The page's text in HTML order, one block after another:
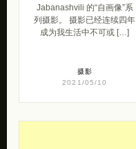
Jabanashvili 的“自画像”系
列摄影。 摄影已经连续四年
成为我生活中不可或 […]
摄影
2021/05/10